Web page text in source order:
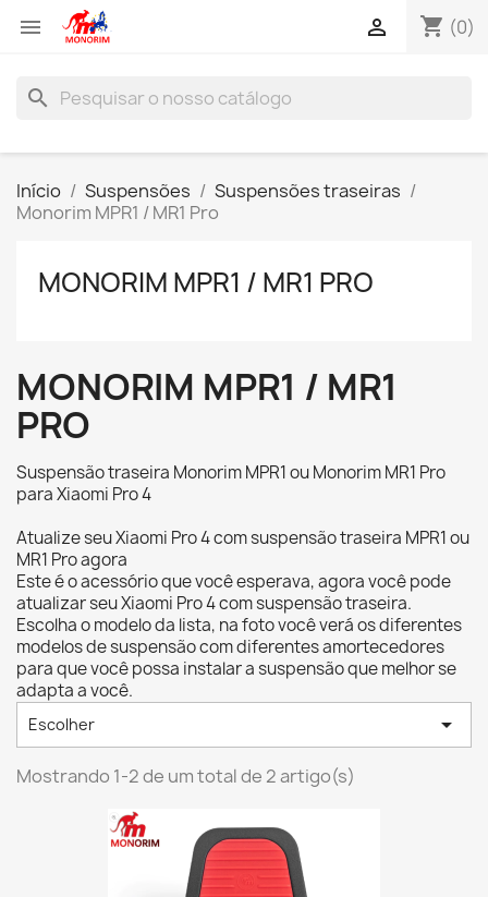
 shopping_cart (0)

search
Início Suspensões
Suspensões traseiras
Monorim MPR1 / MR1 Pro
MONORIM MPR1 / MR1 PRO
MONORIM MPR1 / MR1
PRO
Suspensão traseira Monorim MPR1 ou Monorim MR1 Pro
para Xiaomi Pro 4
Atualize seu Xiaomi Pro 4 com suspensão traseira MPR1 ou
MR1 Pro agora
Este é o acessório que você esperava, agora você pode
atualizar seu Xiaomi Pro 4 com suspensão traseira.
Escolha o modelo da lista, na foto você verá os diferentes
modelos de suspensão com diferentes amortecedores
para que você possa instalar a suspensão que melhor se
adapta a você.
Escolher 
Mostrando 1-2 de um total de 2 artigo(s)